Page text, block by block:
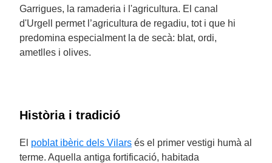
Garrigues, la ramaderia i l'agricultura. El canal
d'Urgell permet l’agricultura de regadiu, tot i que hi
predomina especialment la de secà: blat, ordi,
ametlles i olives.
Història i tradició
El poblat ibèric dels Vilars és el primer vestigi humà al
terme. Aquella antiga fortificació, habitada